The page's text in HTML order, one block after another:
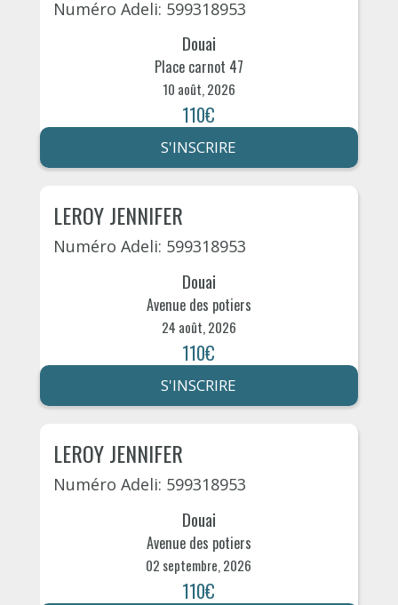
Numéro Adeli: 599318953
Douai
Place carnot 47
10 août, 2026
110€
S'INSCRIRE
LEROY JENNIFER
Numéro Adeli: 599318953
Douai
Avenue des potiers
24 août, 2026
110€
S'INSCRIRE
LEROY JENNIFER
Numéro Adeli: 599318953
Douai
Avenue des potiers
02 septembre, 2026
110€